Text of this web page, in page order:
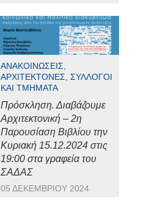
ΑΝΑΚΟΙΝΏΣΕΙΣ,
ΑΡΧΙΤΈΚΤΟΝΕΣ, ΣΎΛΛΟΓΟΙ
ΚΑΙ ΤΜΉΜΑΤΑ
Πρόσκληση. Διαβάζουμε
Αρχιτεκτονική – 2η
Παρουσίαση Βιβλίου την
Κυριακή 15.12.2024 στις
19:00 στα γραφεία του
ΣΑΔΑΣ
05 ΔΕΚΕΜΒΡΊΟΥ 2024